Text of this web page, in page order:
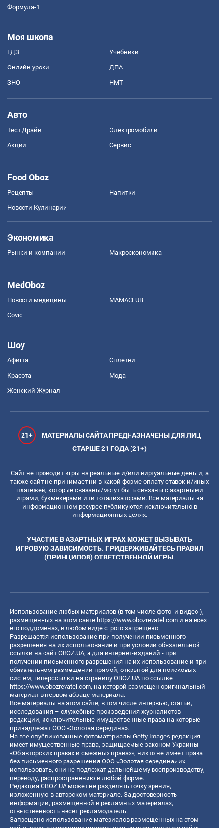
Формула-1
Моя школа
ГДЗ Учебники
Онлайн уроки ДПА
ЗНО НМТ
Авто
Тест Драйв Электромобили
Акции Сервис
Food Oboz
Рецепты Напитки
Новости Кулинарии
Экономика
Рынки и компании Mакроэкономика
MedOboz
Новости медицины MAMACLUB
Covid
Шоу
Афиша Сплетни
Красота Мода
Женский Журнал
21+
МАТЕРИАЛЫ САЙТА ПРЕДНАЗНАЧЕНЫ ДЛЯ ЛИЦ
СТАРШЕ 21 ГОДА (21+)
Сайт не проводит игры на реальные и/или виртуальные деньги, а
также сайт не принимает ни в какой форме оплату ставок и/иных
платежей, которые связаны/могут быть связаны с азартными
играми, букмекерами или тотализаторами. Все материалы на
информационном ресурсе публикуются исключительно в
информационных целях.
УЧАСТИЕ В АЗАРТНЫХ ИГРАХ МОЖЕТ ВЫЗЫВАТЬ
ИГРОВУЮ ЗАВИСИМОСТЬ. ПРИДЕРЖИВАЙТЕСЬ ПРАВИЛ
(ПРИНЦИПОВ) ОТВЕТСТВЕННОЙ ИГРЫ.
Использование любых материалов (в том числе фото- и видео-),
размещенных на этом сайте https://www.obozrevatel.com и на всех
его поддоменах, в любом виде строго запрещено.
Разрешается использование при получении письменного
разрешения на их использование и при условии обязательной
ссылки на сайт OBOZ.UA, а для интернет-изданий - при
получении письменного разрешения на их использование и при
обязательном размещении прямой, открытой для поисковых
систем, гиперссылки на страницу OBOZ.UA по ссылке
https://www.obozrevatel.com, на которой размещен оригинальный
материал в первом абзаце материала.
Все материалы на этом сайте, в том числе интервью, статьи,
исследования – служебные произведения журналистов
редакции, исключительные имущественные права на которые
принадлежат ООО «Золотая середина».
На все опубликованные фотоматериалы Getty Images редакция
имеет имущественные права, защищаемые законом Украины
«Об авторских правах и смежных правах», никто не имеет права
без письменного разрешения ООО «Золотая середина» их
использовать, они не подлежат дальнейшему воспроизводству,
переводу, распространению в любой форме.
Редакция OBOZ.UA может не разделять точку зрения,
изложенную в авторском материале. За достоверность
информации, размещенной в рекламных материалах,
ответственность несет рекламодатель.
Запрещено использование материалов размещенных на этом